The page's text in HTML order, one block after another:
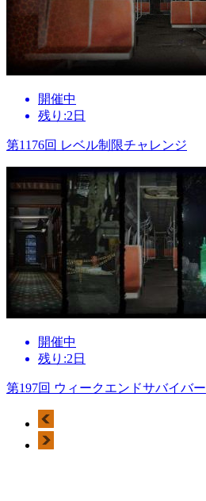
開催中
残り:2日
第1176回 レベル制限チャレンジ
開催中
残り:2日
第197回 ウィークエンドサバイバー